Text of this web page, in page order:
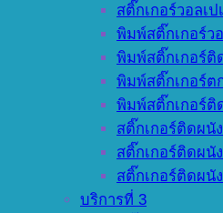
สติ๊กเกอร์วอลเ
พิมพ์สติ๊กเกอร์ว
พิมพ์สติ๊กเกอร์ติ
พิมพ์สติ๊กเกอร์ต
พิมพ์สติ๊กเกอร์ติ
สติ๊กเกอร์ติดผนั
สติ๊กเกอร์ติดผนั
สติ๊กเกอร์ติดผนั
บริการที่ 3